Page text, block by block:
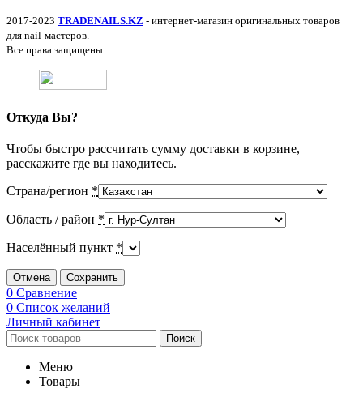
2017-2023 TRADENAILS.KZ - интернет-магазин оригинальных товаров
для nail-мастеров.
Все права защищены.
Откуда Вы?
Чтобы быстро рассчитать сумму доставки в корзине,
расскажите где вы находитесь.
Страна/регион *
Область / район *
Населённый пункт *
Отмена Сохранить
0 Сравнение
0 Список желаний
Личный кабинет
Поиск
Меню
Товары